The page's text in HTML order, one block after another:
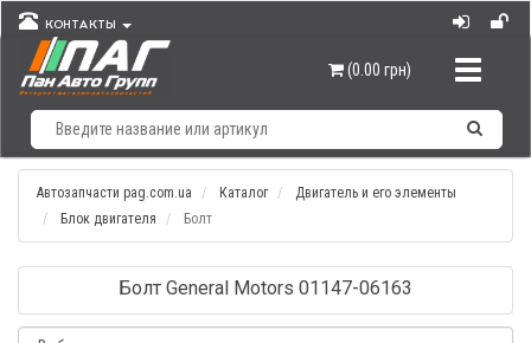
КОНТАКТЫ
(0.00 грн)
Автозапчасти pag.com.ua Каталог
Двигатель и его элементы
Блок двигателя
Болт
Болт General Motors 01147-06163